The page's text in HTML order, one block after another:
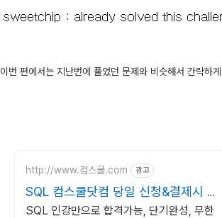
이번 편에서는 지난번에 풀었던 문제와 비슷해서 간략하
http://www.컴스쿨.com 광고
SQL 컴스쿨닷컴 당일 신청&결제시 기
프티콘!
SQL 인강만으로 합격가능, 단기완성, 무한